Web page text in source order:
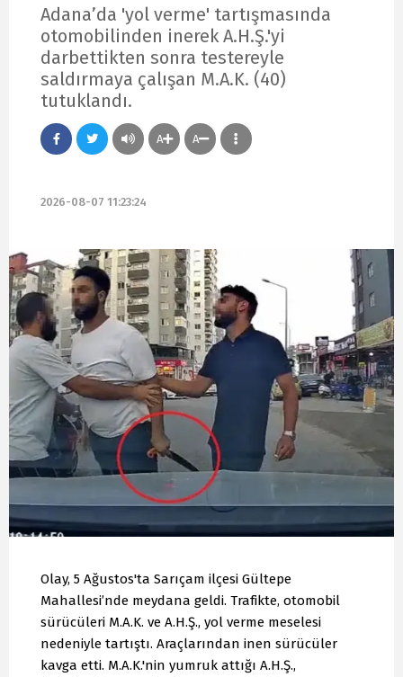
Adana’da 'yol verme' tartışmasında
otomobilinden inerek A.H.Ş.'yi
darbettikten sonra testereyle
saldırmaya çalışan M.A.K. (40)
tutuklandı.
A A
2026-08-07 11:23:24
Olay, 5 Ağustos'ta Sarıçam ilçesi Gültepe
Mahallesi’nde meydana geldi. Trafikte, otomobil
sürücüleri M.A.K. ve A.H.Ş., yol verme meselesi
nedeniyle tartıştı. Araçlarından inen sürücüler
kavga etti. M.A.K.'nin yumruk attığı A.H.Ş.,